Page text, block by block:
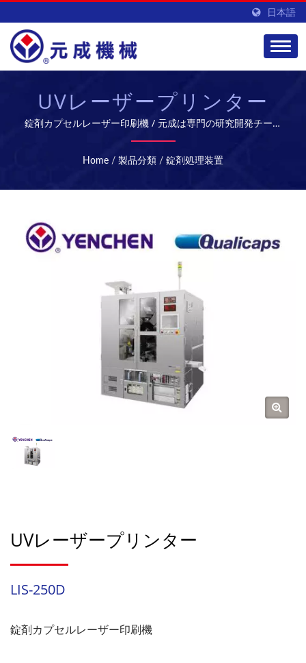
日本語
UVレーザープリンター
錠剤カプセルレーザー印刷機 / 元成は専門の研究開発チーム
を持ち、高品質のバイオ医薬品設備とサービスを提供し、グ
ローバル市場を開拓しています。
Home / 製品分類 / 錠剤処理装置
UVレーザープリンター
LIS-250D
錠剤カプセルレーザー印刷機